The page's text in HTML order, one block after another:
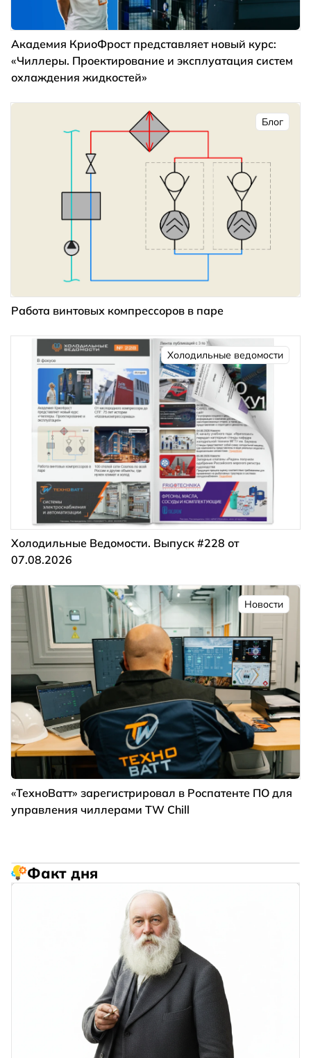
Академия КриоФрост представляет новый курс:
«Чиллеры. Проектирование и эксплуатация систем
охлаждения жидкостей»
Блог
Работа винтовых компрессоров в паре
Холодильные ведомости
Холодильные Ведомости. Выпуск #228 от
07.08.2026
Новости
«ТехноВатт» зарегистрировал в Роспатенте ПО для
управления чиллерами TW Chill
Факт дня